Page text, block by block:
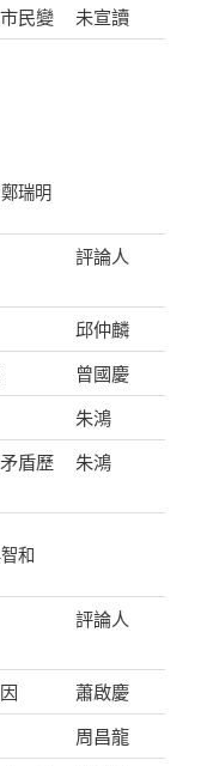
民變 未宣讀
瑞明
評論人
邱仲麟
曾國慶
朱鴻
盾歷
朱鴻
和
評論人
蕭啟慶
周昌龍